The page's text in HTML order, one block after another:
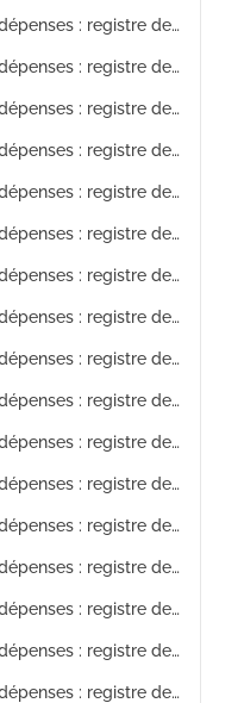
Livre de compte des recettes et des dépenses : registre des comptes ouverts sur les allocations de dépenses pour l'année 1868
Livre de compte des recettes et des dépenses : registre des comptes ouverts sur les allocations de dépenses pour l'année 1869
Livre de compte des recettes et des dépenses : registre des comptes ouverts sur les allocations de dépenses pour l'année 1870
Livre de compte des recettes et des dépenses : registre des comptes ouverts sur les allocations de dépenses pour l'année 1871
Livre de compte des recettes et des dépenses : registre des comptes ouverts sur les allocations de dépenses pour l'année 1872
Livre de compte des recettes et des dépenses : registre des comptes ouverts sur les allocations de dépenses pour l'année 1872
Livre de compte des recettes et des dépenses : registre des comptes ouverts sur les allocations de dépenses pour l'année 1872
Livre de compte des recettes et des dépenses : registre des comptes ouverts sur les allocations de dépenses pour l'année 1873
Livre de compte des recettes et des dépenses : registre des comptes ouverts sur les allocations de dépenses pour l'année 1873
Livre de compte des recettes et des dépenses : registre des comptes ouverts sur les allocations de dépenses pour l'année 1874
Livre de compte des recettes et des dépenses : registre des comptes ouverts sur les allocations de dépenses pour l'année 1874
Livre de compte des recettes et des dépenses : registre des comptes ouverts sur les allocations de dépenses pour l'année 1875
Livre de compte des recettes et des dépenses : registre des comptes ouverts sur les allocations de dépenses pour l'année 1876
Livre de compte des recettes et des dépenses : registre des comptes ouverts sur les allocations de dépenses pour l'année 1877
Livre de compte des recettes et des dépenses : registre des comptes ouverts sur les allocations de dépenses pour l'année 1878
Livre de compte des recettes et des dépenses : registre des comptes ouverts sur les allocations de dépenses pour l'année 1879
Livre de compte des recettes et des dépenses : registre des comptes ouverts sur les allocations de dépenses pour l'année 1880